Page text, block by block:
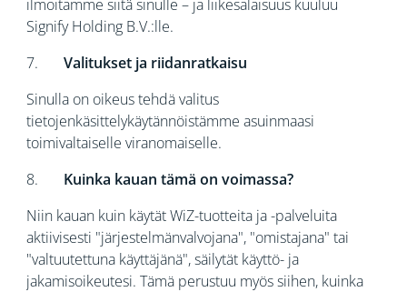
ilmoitamme siitä sinulle – ja liikesalaisuus kuuluu
Signify Holding B.V.:lle.
7. Valitukset ja riidanratkaisu
Sinulla on oikeus tehdä valitus
tietojenkäsittelykäytännöistämme asuinmaasi
toimivaltaiselle viranomaiselle.
8. Kuinka kauan tämä on voimassa?
Niin kauan kuin käytät WiZ-tuotteita ja -palveluita
aktiivisesti "järjestelmänvalvojana", "omistajana" tai
"valtuutettuna käyttäjänä", säilytät käyttö- ja
jakamisoikeutesi. Tämä perustuu myös siihen, kuinka